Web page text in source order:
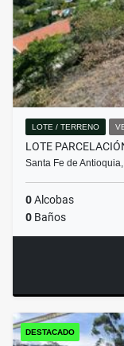
LOTE / TERRENO
LOTE
Santa Fe de
0Alcobas
0 Baños
DESTACADO